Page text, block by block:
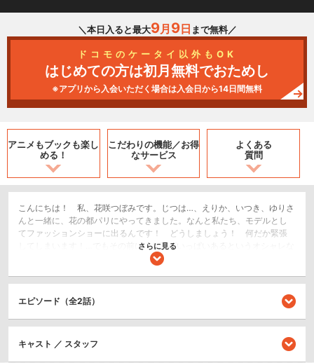
＼本日入ると最大9月 9日 まで無料／
ドコモのケータイ以外もOK
はじめての方は初月無料でおためし
※アプリから入会いただく場合は入会日から14日間無料
アニメもブックも楽し
める！
こだわりの機能／お得
なサービス
よくある
質問
こんにちは！ 私、花咲つぼみです。じつは…、えりか、いつき、ゆりさ
んと一緒に、花の都パリにやってきました。なんと私たち、モデルとし
てファッションショーに出るんです！ どうしましょう！ 何だか緊張
してしまいます！…でもその前に、お花がいっぱいあるというオシャレな
パリの街をチェック!!ところが、街にはおまわりさんがいっぱい!?フラン
す。そんな中、狼男ならぬ傷だらけの少年・オリヴィエが突然、空から
舞い降りてきたんです。しかも、デザトリアンまで出現!! え～ッ、パリ
って花じゃなくて事件がいっぱいなんですか～？ う～、どうしましょ
う～…。でも、わたし、負けません！オリヴィエを絶対に守ります！お願
ください！
さらに見る
エピソード（全2話）
キャスト ／ スタッフ